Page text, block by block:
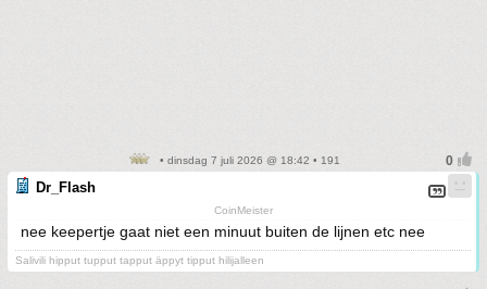
• dinsdag 7 juli 2026 @ 18:42 • 191
Dr_Flash
CoinMeister
nee keepertje gaat niet een minuut buiten de lijnen etc nee
Salivili hipput tupput tapput äppyt tipput hilijalleen